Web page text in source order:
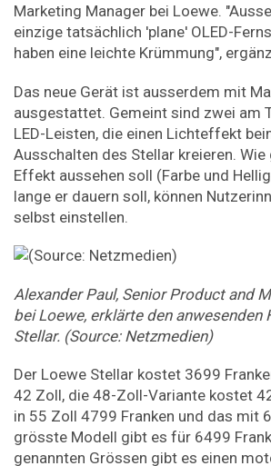
Marketing Manager bei Loewe.
einzige tatsächlich 'plane' OLED-
haben eine leichte Krümmung",
Das neue Gerät ist ausserdem mit
ausgestattet. Gemeint sind zwei am
LED-Leisten, die einen Lichteffekt
Ausschalten des Stellar kreieren. Wie
Effekt aussehen soll (Farbe und
lange er dauern soll, können
selbst einstellen.
Alexander Paul, Senior Product and
bei Loewe, erklärte den anwesenden
Stellar. (Source: Netzmedien)
Der Loewe Stellar kostet 3699
42 Zoll, die 48-Zoll-Variante kostet
in 55 Zoll 4799 Franken und das mit
grösste Modell gibt es für 6499
genannten Grössen gibt es einen